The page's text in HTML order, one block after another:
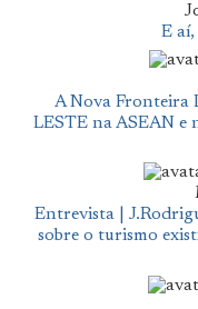
E aí,
A Nova Fronteira
LESTE na ASEAN e
Entrevista |
sobre o turismo